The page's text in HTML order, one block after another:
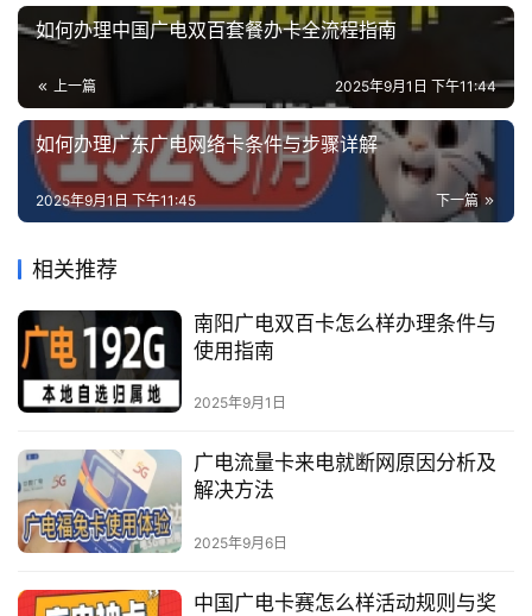
如何办理中国广电双百套餐办卡全流程指南
上一篇 2025年9月1日 下午11:44
如何办理广东广电网络卡条件与步骤详解
下一篇
2025年9月1日 下午11:45
相关推荐
南阳广电双百卡怎么样办理条件与
使用指南
2025年9月1日
广电流量卡来电就断网原因分析及
解决方法
2025年9月6日
中国广电卡赛怎么样活动规则与奖